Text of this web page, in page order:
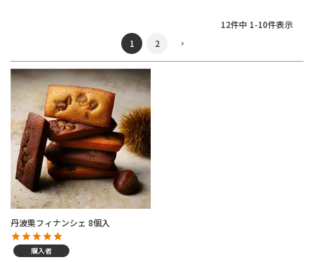
12件中 1-10件表示
1
2
丹波栗フィナンシェ 8個入
購入者